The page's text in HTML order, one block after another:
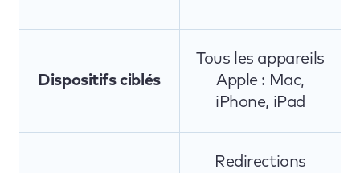
Dispositifs ciblés
Tous les appareils
Apple : Mac,
iPhone, iPad
Redirections